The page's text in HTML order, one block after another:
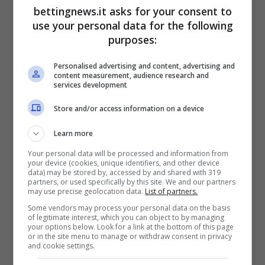
con una certa continuità la porta avversaria.
Reduce da una stagione nella quale ha
dell’Arminia Bielefeld, che ha contribuito a
trascinare in finale di Coppa, il
classe 2002ha mantenuto una media di un
gol ogni otto gare.
Il fatto che non sia più il tiratore scelto per i
calci da fermo non deve ingannare: leggendo
molto bene i vari spartiti tattici delle partite,
l’esterno cresciuto nelle giovanili dell’Herta
Berlinoha trovato ilgrosso dei golmessi a
referto su azione. Al cospetto di una difesa,
bettingnews.it asks for your consent to
use your personal data for the following
purposes:
Personalised advertising and content, advertising and
content measurement, audience research and
services development
Store and/or access information on a device
Learn more
Your personal data will be processed and information from
your device (cookies, unique identifiers, and other device
data) may be stored by, accessed by and shared with 319
partners, or used specifically by this site. We and our partners
may use precise geolocation data. List of partners.
Some vendors may process your personal data on the basis
of legitimate interest, which you can object to by managing
your options below. Look for a link at the bottom of this page
or in the site menu to manage or withdraw consent in privacy
and cookie settings.